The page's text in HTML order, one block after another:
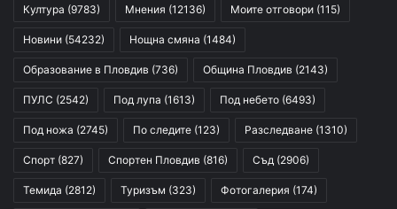
Култура (9783) Мнения (12136) Моите отговори (115)
Новини (54232) Нощна смяна (1484)
Образование в Пловдив (736) Община Пловдив (2143)
ПУЛС (2542) Под лупа (1613) Под небето (6493)
Под ножа (2745) По следите (123) Разследване (1310)
Спорт (827) Спортен Пловдив (816) Съд (2906)
Темида (2812) Туризъм (323) Фотогалерия (174)